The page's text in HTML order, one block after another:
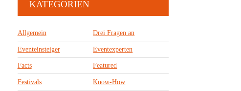
KATEGORIEN
Allgemein Drei Fragen an
Eventeinsteiger Eventexperten
Facts Featured
Festivals Know-How